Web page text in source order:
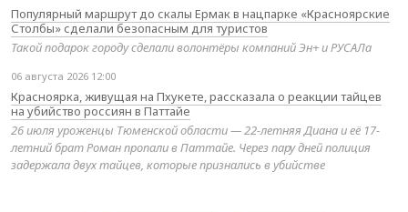
Популярный маршрут до скалы Ермак в нацпарке «Красноярские
Столбы» сделали безопасным для туристов
Такой подарок городу сделали волонтёры компаний Эн+ и РУСАЛа
06 августа 2026 12:00
Красноярка, живущая на Пхукете, рассказала о реакции тайцев
на убийство россиян в Паттайе
26 июля уроженцы Тюменской области — 22-летняя Диана и её 17-
летний брат Роман пропали в Паттайе. Через пару дней полиция
задержала двух тайцев, которые признались в убийстве